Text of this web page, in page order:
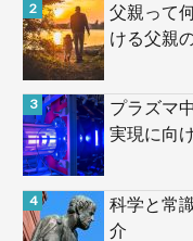
父親って
ける父親
プラズマ
実現に向
科学と常
介